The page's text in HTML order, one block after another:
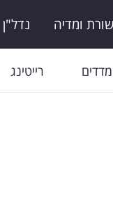
ומדיה נדל"ן
רייטינג